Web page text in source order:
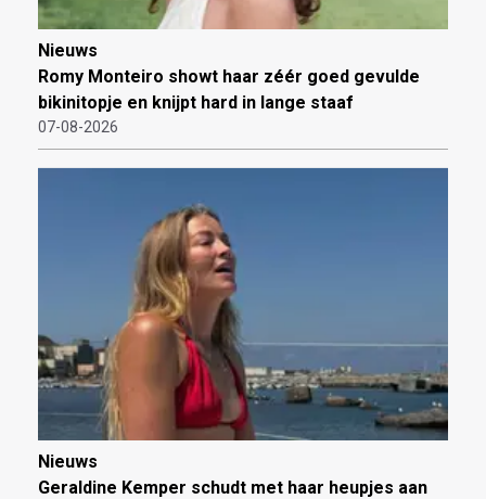
Nieuws
Romy Monteiro showt haar zéér goed gevulde
bikinitopje en knijpt hard in lange staaf
07-08-2026
Nieuws
Geraldine Kemper schudt met haar heupjes aan